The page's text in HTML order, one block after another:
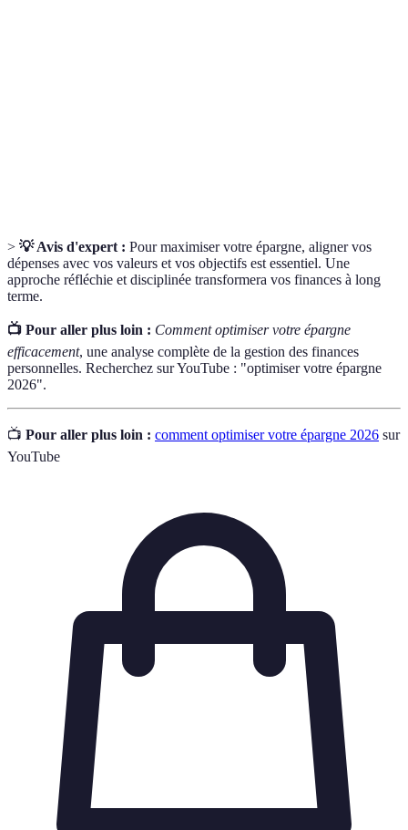
> 💡 Avis d'expert : Pour maximiser votre épargne, aligner vos
dépenses avec vos valeurs et vos objectifs est essentiel. Une
approche réfléchie et disciplinée transformera vos finances à long
terme.
📺 Pour aller plus loin : Comment optimiser votre épargne
efficacement, une analyse complète de la gestion des finances
personnelles. Recherchez sur YouTube : "optimiser votre épargne
2026".
📺 Pour aller plus loin : comment optimiser votre épargne 2026 sur
YouTube